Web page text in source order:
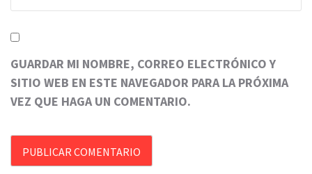
GUARDAR MI NOMBRE, CORREO ELECTRÓNICO Y
SITIO WEB EN ESTE NAVEGADOR PARA LA PRÓXIMA
VEZ QUE HAGA UN COMENTARIO.